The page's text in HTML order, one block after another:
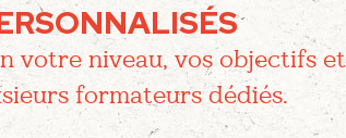
votre niveau, vos objectifs et
formateurs dédiés.